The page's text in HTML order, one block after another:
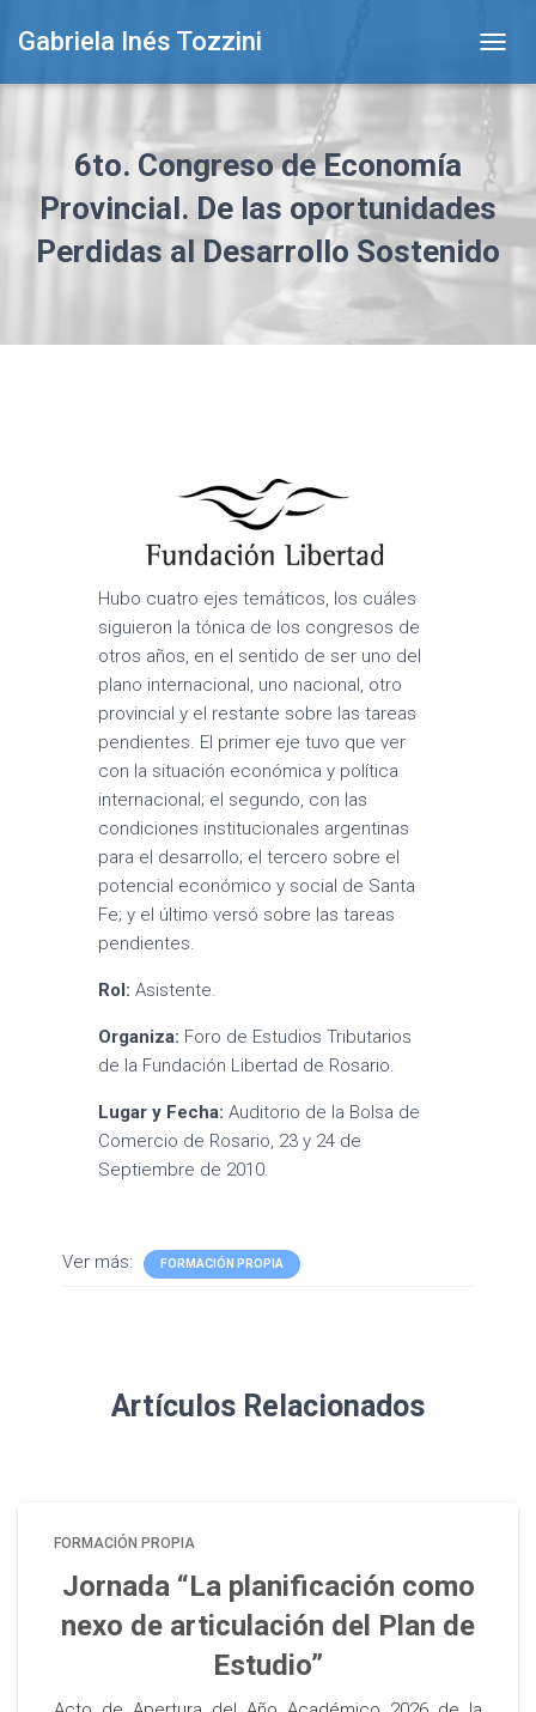
Gabriela Inés Tozzini
O
E
A
V
I
6to. Congreso de Economía
Provincial. De las oportunidades
Perdidas al Desarrollo Sostenido
Hubo cuatro ejes temáticos, los cuáles
siguieron la tónica de los congresos de
otros años, en el sentido de ser uno del
plano internacional, uno nacional, otro
provincial y el restante sobre las tareas
pendientes. El primer eje tuvo que ver
con la situación económica y política
internacional; el segundo, con las
condiciones institucionales argentinas
para el desarrollo; el tercero sobre el
potencial económico y social de Santa
Fe; y el último versó sobre las tareas
pendientes.
Rol: Asistente.
Organiza: Foro de Estudios Tributarios
de la Fundación Libertad de Rosario.
Lugar y Fecha: Auditorio de la Bolsa de
Comercio de Rosario, 23 y 24 de
Septiembre de 2010.
Ver más: FORMACIÓN PROPIA
Artículos Relacionados
FORMACIÓN PROPIA
Jornada “La planificación como
nexo de articulación del Plan de
Estudio”